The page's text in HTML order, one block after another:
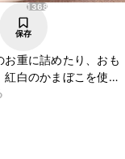
1368
保存
重に詰めたり、おも
白のかまぼこを使っ